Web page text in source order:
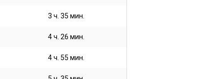
3 ч. 35 мин.
4 ч. 26 мин.
4 ч. 55 мин.